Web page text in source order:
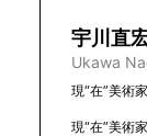
宇川直
Ukawa
現“在”美術
現“在”美術